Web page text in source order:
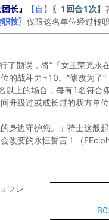
长』 【自】 〖1回合1次〗
技〗 仅限这名单位经过转
了勘误，将“『女王荣光永
的战斗力+10。”修改为了
以上的场合，每有1名符合
升级过或成长过的我方单位
身边守护您。」骑士这般
改变的永恒誓言！（